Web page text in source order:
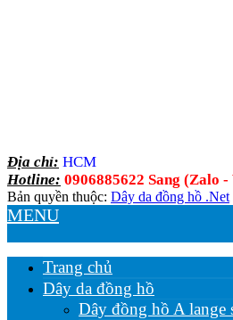
Địa chỉ: HCM
Hotline: 0906885622 Sang (Zalo
Bản quyền thuộc: Dây da đồng hồ .Net
MENU
Trang chủ
Dây da đồng hồ
Dây đồng hồ A lange